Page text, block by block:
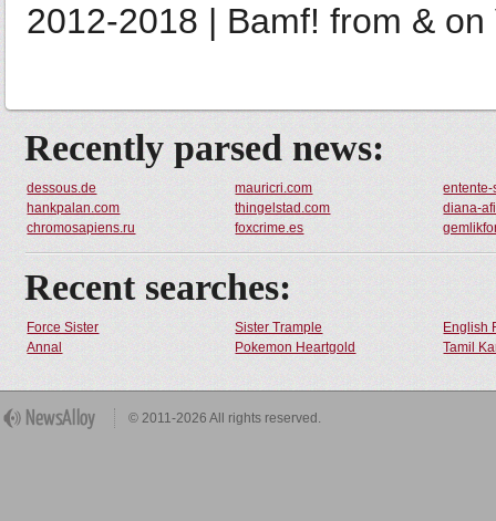
2012-2018 | Bamf! from & on
Recently parsed news:
dessous.de mauricri.com
entente-
hankpalan.com
thingelstad.com
diana-
chromosapiens.ru
foxcrime.es
Recent searches:
Force Sister Sister Trample
English
Annal
Pokemon Heartgold Tamil
© 2011-2026 All rights reserved.